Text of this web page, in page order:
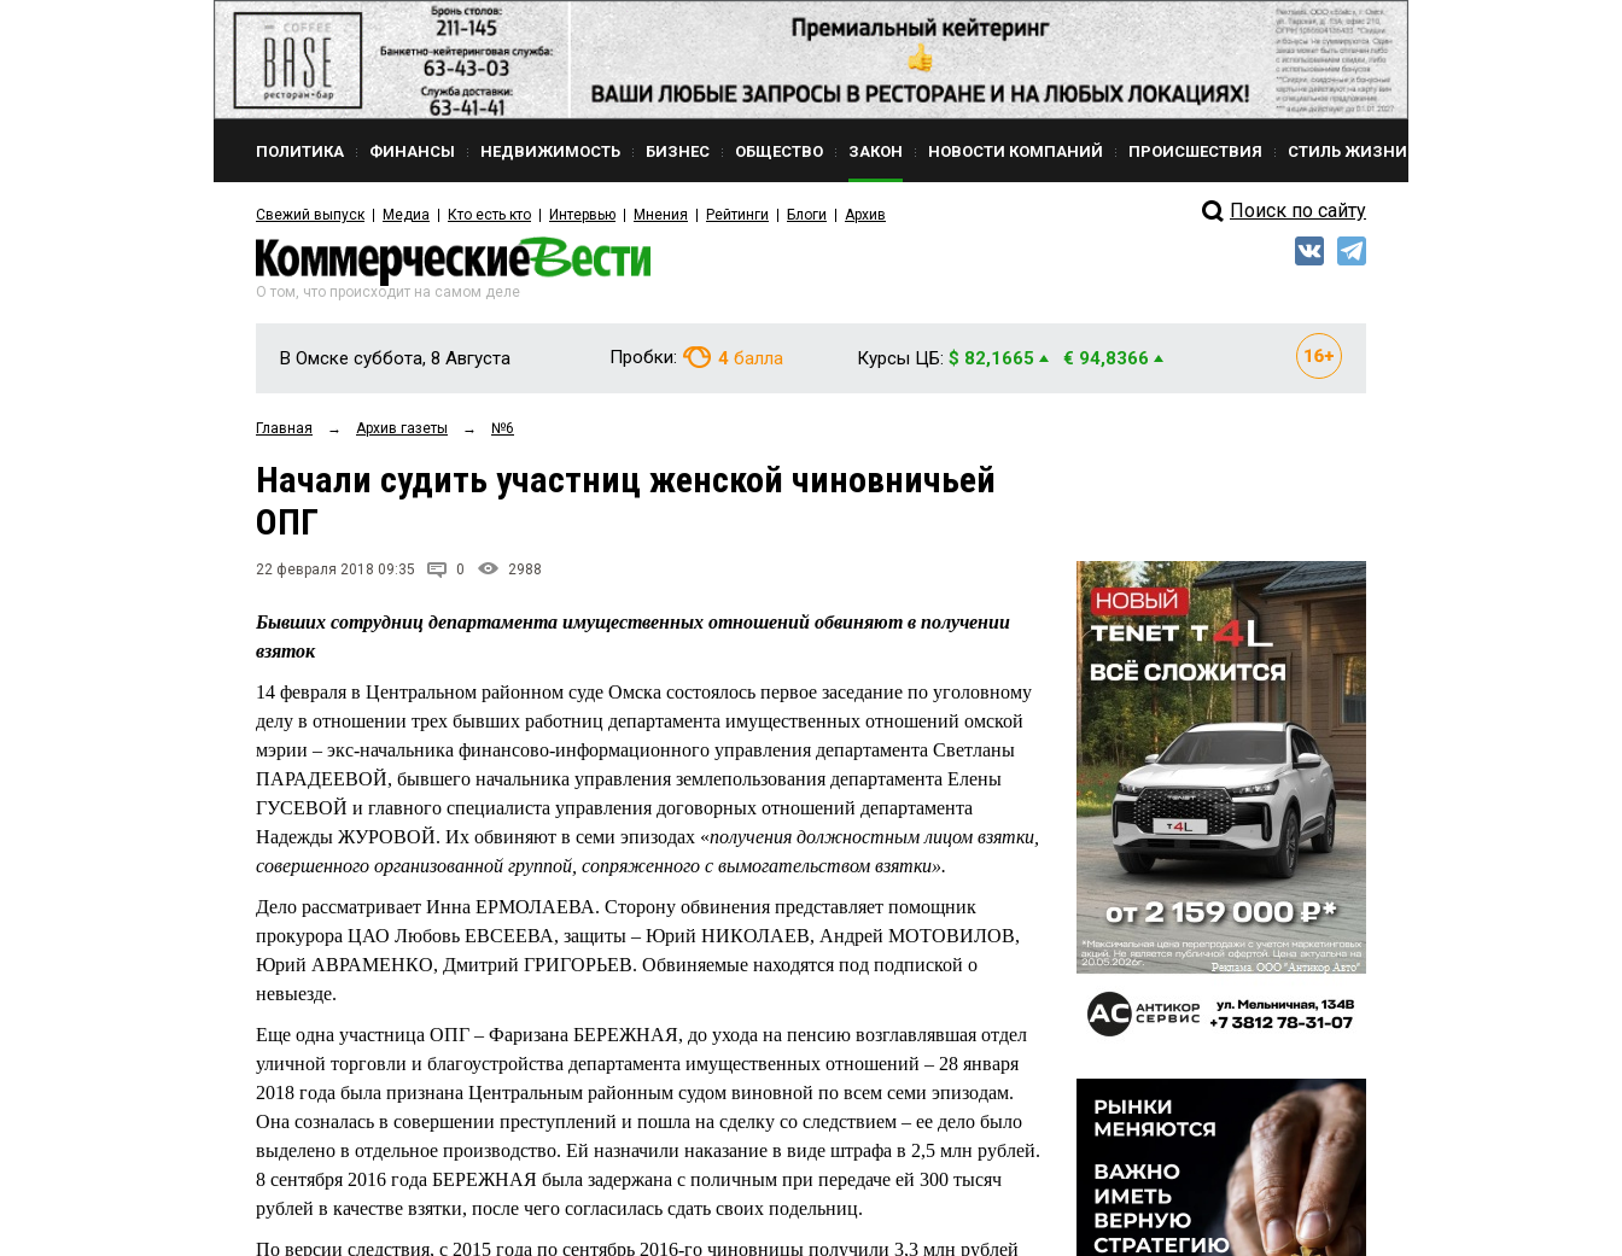
ПОЛИТИКА ФИНАНСЫ НЕДВИЖИМОСТЬ БИЗНЕС ОБЩЕСТВО ЗАКОН НОВОСТИ КОМПАНИЙ ПРОИСШЕСТВИЯ СТИЛЬ ЖИЗНИ
Свежий выпуск Медиа Кто есть кто Интервью Мнения Рейтинги Блоги Архив Поиск по сайту
О том, что происходит на самом деле
В Омске суббота, 8 Августа Пробки: 4 балла Курсы ЦБ: $ 82,1665 € 94,8366
Главная → Архив газеты → №6
Начали судить участниц женской чиновничьей
ОПГ
22 февраля 2018 09:35 0 2988
Бывших сотрудниц департамента имущественных отношений обвиняют в получении
взяток
14 февраля в Центральном районном суде Омска состоялось первое заседание по уголовному
делу в отношении трех бывших работниц департамента имущественных отношений омской
мэрии – экс-начальника финансово-информационного управления департамента Светланы
ПАРАДЕЕВОЙ, бывшего начальника управления землепользования департамента Елены
ГУСЕВОЙ и главного специалиста управления договорных отношений департамента
Надежды ЖУРОВОЙ. Их обвиняют в семи эпизодах «получения должностным лицом взятки,
совершенного организованной группой, сопряженного с вымогательством взятки».
Дело рассматривает Инна ЕРМОЛАЕВА. Сторону обвинения представляет помощник
прокурора ЦАО Любовь ЕВСЕЕВА, защиты – Юрий НИКОЛАЕВ, Андрей МОТОВИЛОВ,
Юрий АВРАМЕНКО, Дмитрий ГРИГОРЬЕВ. Обвиняемые находятся под подпиской о
невыезде.
Еще одна участница ОПГ – Фаризана БЕРЕЖНАЯ, до ухода на пенсию возглавлявшая отдел
уличной торговли и благоустройства департамента имущественных отношений – 28 января
2018 года была признана Центральным районным судом виновной по всем семи эпизодам.
Она созналась в совершении преступлений и пошла на сделку со следствием – ее дело было
выделено в отдельное производство. Ей назначили наказание в виде штрафа в 2,5 млн рублей.
8 сентября 2016 года БЕРЕЖНАЯ была задержана с поличным при передаче ей 300 тысяч
рублей в качестве взятки, после чего согласилась сдать своих подельниц.
По версии следствия, с 2015 года по сентябрь 2016-го чиновницы получили 3,3 млн рублей